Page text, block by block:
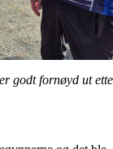
godt fornøyd ut